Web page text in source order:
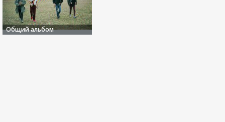
Общий альбом